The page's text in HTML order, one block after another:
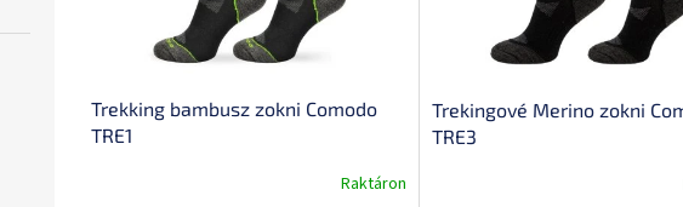
Trekking bambusz zokni Comodo
TRE1
Raktáron
Trekingové Merino zokni
TRE3